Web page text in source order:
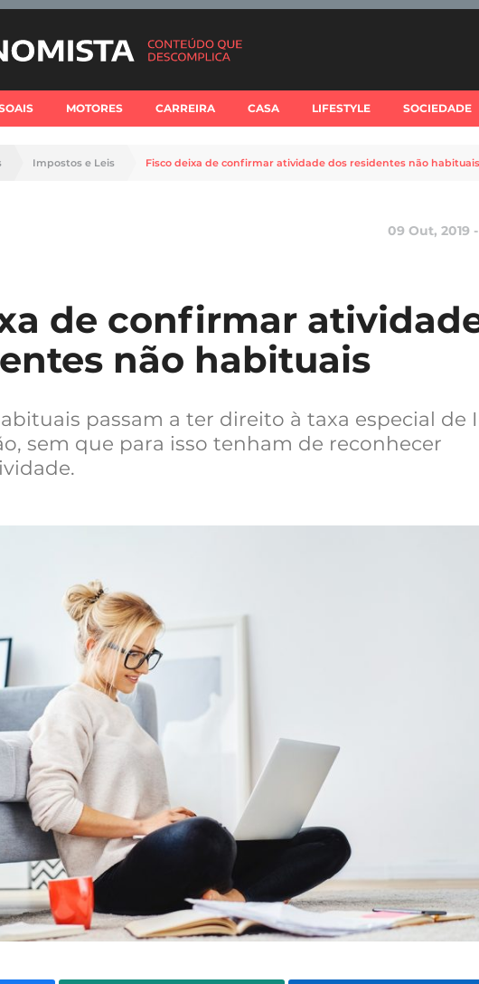
MOTORES CARREIRA CASA LIFESTYLE SOCIEDADE
Impostos e Leis Fisco deixa de confirmar atividade dos residentes não habituais
09 Out, 2019
de confirmar
não habituais
passam a ter direito à taxa especial de
sem que para isso tenham de reconhecer